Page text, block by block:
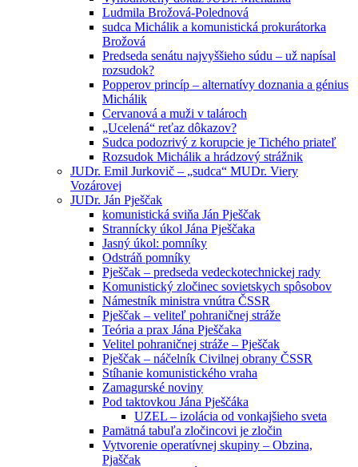
Ludmila Brožová-Polednová
sudca Michálik a komunistická prokurátorka
Brožová
Predseda senátu najvyššieho súdu – už napísal
rozsudok?
Popperov princíp – alternatívy doznania a génius
Michálik
Cervanová a muži v talároch
„Ucelená“ reťaz dôkazov?
Sudca podozrivý z korupcie je Tichého priateľ
Rozsudok Michálik a hrádzový strážnik
JUDr. Emil Jurkovič – „sudca“ MUDr. Viery
Vozárovej
JUDr. Ján Pješčak
komunistická sviňa Ján Pješčak
Strannícky úkol Jána Pješčaka
Jasný úkol: pomníky
Odstráň pomníky
Pješčak – predseda vedeckotechnickej rady
Komunistický zločinec sovietskych spôsobov
Námestník ministra vnútra ČSSR
Pješčak – veliteľ pohraničnej stráže
Teória a prax Jána Pješčaka
Velitel pohraničnej stráže – Pješčak
Pješčak – náčelník Civilnej obrany ČSSR
Stíhanie komunistického vraha
Zamagurské noviny
Pod taktovkou Jána Pješčáka
UZEL – izolácia od vonkajšieho sveta
Pamätná tabuľa zločincovi je zločin
Vytvorenie operatívnej skupiny – Obzina,
Pjaščak